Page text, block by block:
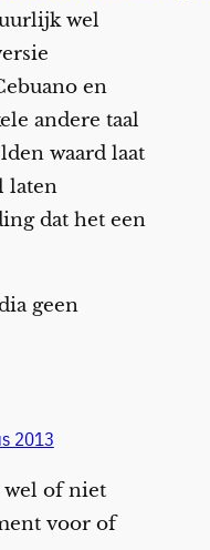
wel
en
andere taal
waard laat
laten
dat het een
geen
2013
wel of niet
voor of